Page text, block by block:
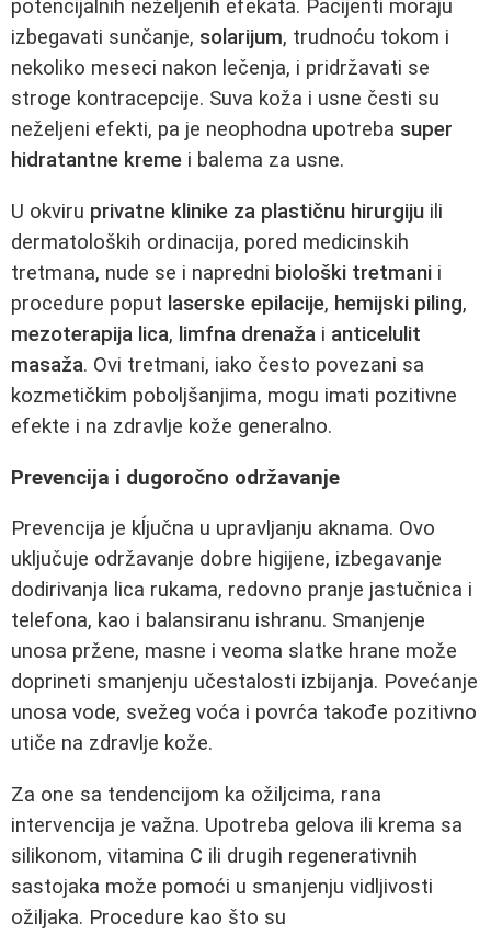
potencijalnih neželjenih efekata. Pacijenti moraju
izbegavati sunčanje, solarijum, trudnoću tokom i
nekoliko meseci nakon lečenja, i pridržavati se
stroge kontracepcije. Suva koža i usne česti su
neželjeni efekti, pa je neophodna upotreba super
hidratantne kreme i balema za usne.
U okviru privatne klinike za plastičnu hirurgiju ili
dermatoloških ordinacija, pored medicinskih
tretmana, nude se i napredni biološki tretmani i
procedure poput laserske epilacije, hemijski piling,
mezoterapija lica, limfna drenaža i anticelulit
masaža. Ovi tretmani, iako često povezani sa
kozmetičkim poboljšanjima, mogu imati pozitivne
efekte i na zdravlje kože generalno.
Prevencija i dugoročno održavanje
Prevencija je kĺjučna u upravljanju aknama. Ovo
uključuje održavanje dobre higijene, izbegavanje
dodirivanja lica rukama, redovno pranje jastučnica i
telefona, kao i balansiranu ishranu. Smanjenje
unosa pržene, masne i veoma slatke hrane može
doprineti smanjenju učestalosti izbijanja. Povećanje
unosa vode, svežeg voća i povrća takođe pozitivno
utiče na zdravlje kože.
Za one sa tendencijom ka ožiljcima, rana
intervencija je važna. Upotreba gelova ili krema sa
silikonom, vitamina C ili drugih regenerativnih
sastojaka može pomoći u smanjenju vidljivosti
ožiljaka. Procedure kao što su